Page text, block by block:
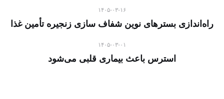
۱۴۰۵-۰۳-۱۶
راه‌اندازی بسترهای نوین شفاف سازی زنجیره تأمین غذا
۱۴۰۵-۰۳-۰۱
استرس باعث بیماری قلبی می‌شود